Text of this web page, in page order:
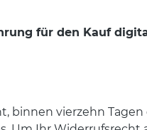
für den Kauf
binnen vierzehn